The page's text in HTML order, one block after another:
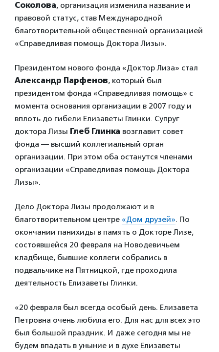
Соколова, организация изменила название и
правовой статус, став Международной
благотворительной общественной организацией
«Справедливая помощь Доктора Лизы».
Президентом нового фонда «Доктор Лиза» стал
Александр Парфенов, который был
президентом фонда «Справедливая помощь» с
момента основания организации в 2007 году и
вплоть до гибели Елизаветы Глинки. Супруг
доктора Лизы Глеб Глинка возглавит совет
фонда — высший коллегиальный орган
организации. При этом оба останутся членами
организации «Справедливая помощь Доктора
Лизы».
Дело Доктора Лизы продолжают и в
благотворительном центре «Дом друзей». По
окончании панихиды в память о Докторе Лизе,
состоявшейся 20 февраля на Новодевичьем
кладбище, бывшие коллеги собрались в
подвальчике на Пятницкой, где проходила
деятельность Елизаветы Глинки.
«20 февраля был всегда особый день. Елизавета
Петровна очень любила его. Для нас для всех это
был большой праздник. И даже сегодня мы не
будем впадать в уныние и в духе Елизаветы